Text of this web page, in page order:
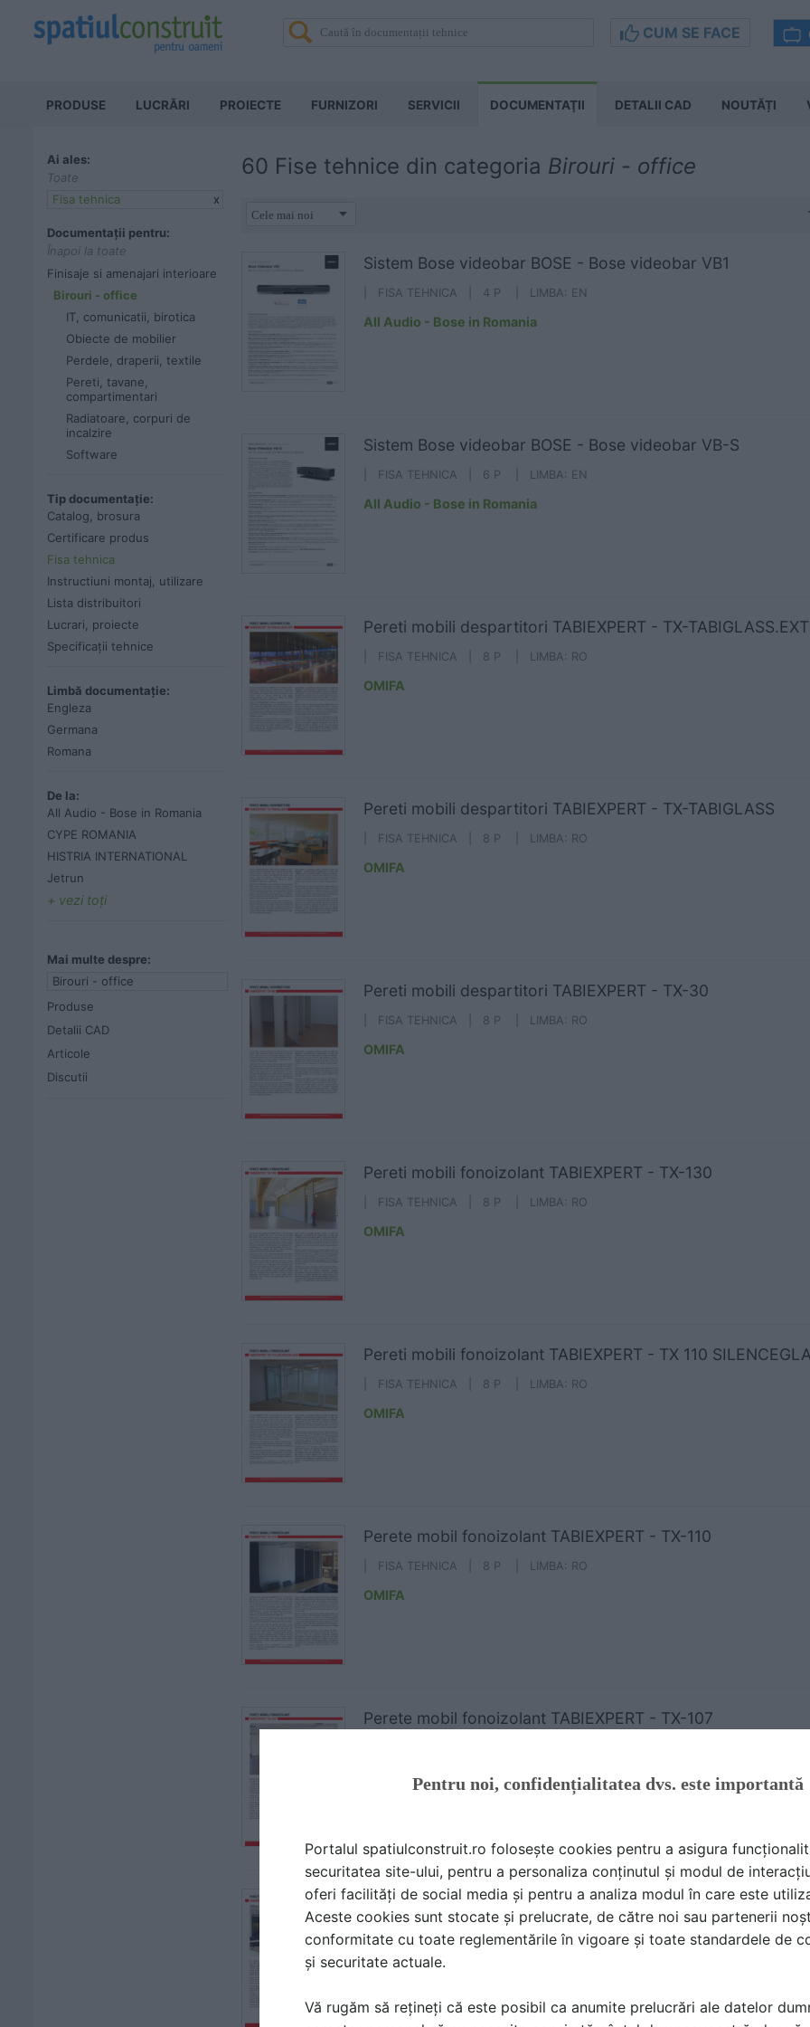
CUM SE FACE
PRODUSE LUCRĂRI PROIECTE FURNIZORI SERVICII DOCUMENTAŢII DETALII CAD NOUTĂȚI
Ai ales:
Toate
x
Fisa tehnica
Documentații pentru:
Înapoi la toate
Finisaje si amenajari interioare
Birouri - office
IT, comunicatii, birotica
Obiecte de mobilier
Perdele, draperii, textile
Pereti, tavane,
compartimentari
Radiatoare, corpuri de
incalzire
Software
Tip documentație:
Catalog, brosura
Certificare produs
Fisa tehnica
Instructiuni montaj, utilizare
Lista distribuitori
Lucrari, proiecte
Specificații tehnice
Limbă documentație:
Engleza
Germana
Romana
De la:
All Audio - Bose in Romania
CYPE ROMANIA
HISTRIA INTERNATIONAL
Jetrun
vezi toţi
Mai multe despre:
Birouri - office
Produse
Detalii CAD
Articole
Discutii
60 Fise tehnice din categoria Birouri - office
Sistem Bose videobar BOSE - Bose videobar VB1
| FISA TEHNICA | 4 P | LIMBA: EN
All Audio - Bose in Romania
Sistem Bose videobar BOSE - Bose videobar VB-S
| FISA TEHNICA | 6 P | LIMBA: EN
All Audio - Bose in Romania
Pereti mobili despartitori TABIEXPERT - TX-TABIGLASS.EXT
| FISA TEHNICA | 8 P | LIMBA: RO
OMIFA
Pereti mobili despartitori TABIEXPERT - TX-TABIGLASS
| FISA TEHNICA | 8 P | LIMBA: RO
OMIFA
Pereti mobili despartitori TABIEXPERT - TX-30
| FISA TEHNICA | 8 P | LIMBA: RO
OMIFA
Pereti mobili fonoizolant TABIEXPERT - TX-130
| FISA TEHNICA | 8 P | LIMBA: RO
OMIFA
Pereti mobili fonoizolant TABIEXPERT - TX 110
| FISA TEHNICA | 8 P | LIMBA: RO
OMIFA
Perete mobil fonoizolant TABIEXPERT - TX-110
| FISA TEHNICA | 8 P | LIMBA: RO
OMIFA
Perete mobil fonoizolant TABIEXPERT - TX-107
Pereti mobili fonoizolant TABIEXPERT - TX87 -
| FISA TEHNICA | 8 P | LIMBA: RO
OMIFA
Pentru noi, confidențialitatea dvs. este importantă
Portalul spatiulconstruit.ro folosește cookies pentru a asigura
securitatea site-ului, pentru a personaliza conținutul și modul de
oferi facilități de social media și pentru a analiza modul în care este
Aceste cookies sunt stocate și prelucrate, de către noi sau partenerii
conformitate cu toate reglementările în vigoare și toate standardele de
și securitate actuale.
Vă rugăm să rețineți că este posibil ca anumite prelucrări ale datelor